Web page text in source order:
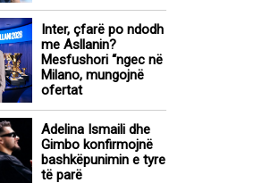
Inter, çfarë po ndodh
me Asllanin?
Mesfushori “ngec në
Milano, mungojnë
ofertat
Adelina Ismaili dhe
Gimbo konfirmojnë
bashkëpunimin e tyre
të parë